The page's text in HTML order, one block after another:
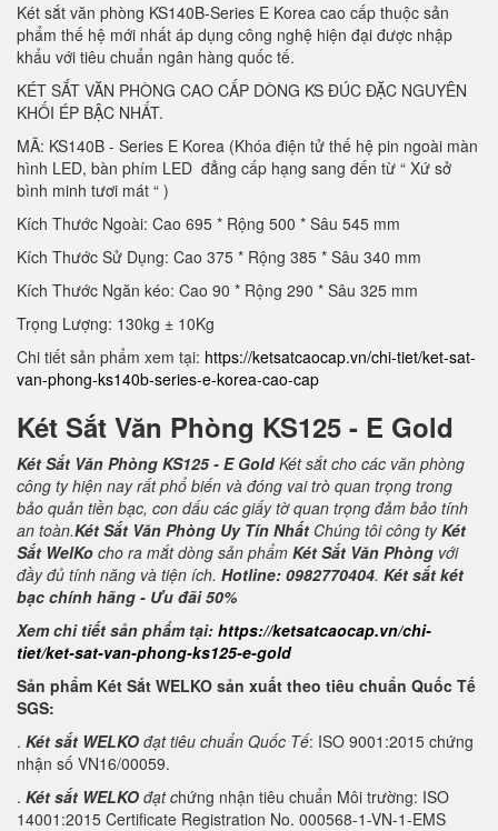
Két sắt văn phòng KS140B-Series E Korea cao cấp thuộc sản
phẩm thế hệ mới nhất áp dụng công nghệ hiện đại được nhập
khẩu với tiêu chuẩn ngân hàng quốc tế.
KÉT SẮT VĂN PHÒNG CAO CẤP DÒNG KS ĐÚC ĐẶC NGUYÊN
KHỐI ÉP BẬC NHẤT.
MÃ: KS140B - Series E Korea (Khóa điện tử thế hệ pin ngoài màn
hình LED, bàn phím LED đẳng cấp hạng sang đến từ “ Xứ sở
bình minh tươi mát “ )
Kích Thước Ngoài: Cao 695 * Rộng 500 * Sâu 545 mm
Kích Thước Sử Dụng: Cao 375 * Rộng 385 * Sâu 340 mm
Kích Thước Ngăn kéo: Cao 90 * Rộng 290 * Sâu 325 mm
Trọng Lượng: 130kg ± 10Kg
Chi tiết sản phẩm xem tại: https://ketsatcaocap.vn/chi-tiet/ket-sat-
van-phong-ks140b-series-e-korea-cao-cap
Két Sắt Văn Phòng KS125 - E Gold
Két Sắt Văn Phòng KS125 - E GoldKét sắt cho các văn phòng
công ty hiện nay rất phổ biến và đóng vai trò quan trọng trong
bảo quản tiền bạc, con dấu các giấy tờ quan trọng đảm bảo tính
an toàn.Két Sắt Văn Phòng Uy Tín Nhất Chúng tôi công tyKét
Sắt WelKo cho ra mắt dòng sản phẩm Két Sắt Văn Phòng với
đầy đủ tính năng và tiện ích. Hotline: 0982770404. Két sắt két
bạc chính hãng - Ưu đãi 50%
Xem chi tiết sản phẩm tại: https://ketsatcaocap.vn/chi-
tiet/ket-sat-van-phong-ks125-e-gold
Sản phẩm Két Sắt WELKO sản xuất theo tiêu chuẩn Quốc Tế
SGS:
. Két sắt WELKO đạt tiêu chuẩn Quốc Tế: ISO 9001:2015 chứng
nhận số VN16/00059.
. Két sắt WELKO đạt chứng nhận tiêu chuẩn Môi trường: ISO
14001:2015 Certificate Registration No. 000568-1-VN-1-EMS